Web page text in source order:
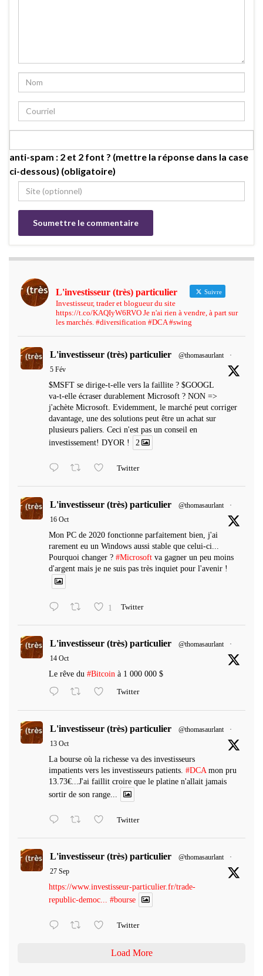
anti-spam : 2 et 2 font ? (mettre la réponse dans la case
ci-dessous) (obligatoire)
L'investisseur (très) particulier Suivre
Investisseur, trader et blogueur du site
https://t.co/KAQIyW6RVO Je n'ai rien à vendre, à part sur
les marchés. #diversification #DCA #swing
L'investisseur (très) particulier @thomasaurlant
·
5 Fév
$MSFT se dirige-t-elle vers la faillite ? $GOOGL
va-t-elle écraser durablement Microsoft ? NON =>
j'achète Microsoft. Evidemment, le marché peut corriger
davantage, une des solutions peut être un achat sur
plusieurs paliers. Ceci n'est pas un conseil en
investissement! DYOR !
2
Twitter
L'investisseur (très) particulier @thomasaurlant
·
16 Oct
Mon PC de 2020 fonctionne parfaitement bien, j'ai
rarement eu un Windows aussi stable que celui-ci...
Pourquoi changer ? #Microsoft va gagner un peu moins
d'argent mais je ne suis pas très inquiet pour l'avenir !
1 Twitter
L'investisseur (très) particulier @thomasaurlant
·
14 Oct
Le rêve du #Bitcoin à 1 000 000 $
Twitter
L'investisseur (très) particulier @thomasaurlant
·
13 Oct
La bourse où la richesse va des investisseurs
impatients vers les investisseurs patients. #DCA mon pru
13.73€...J'ai faillit croire que le platine n'allait jamais
sortir de son range...
Twitter
L'investisseur (très) particulier @thomasaurlant
·
27 Sep
https://www.investisseur-particulier.fr/trade-
republic-democ... #bourse
Twitter
Load More